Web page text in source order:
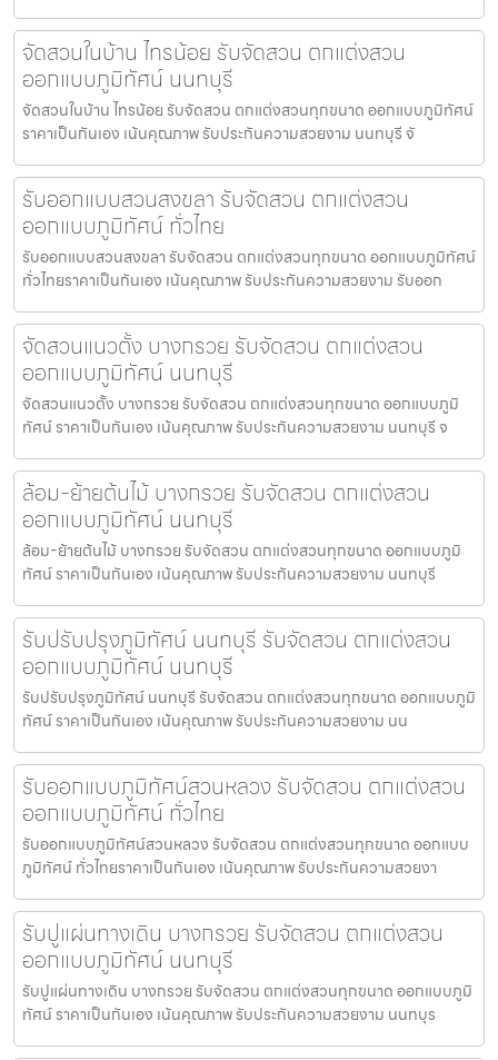
จัดสวนในบ้าน ไทรน้อย รับจัดสวน ตกแต่งสวน
ออกแบบภูมิทัศน์ นนทบุรี
จัดสวนในบ้าน ไทรน้อย รับจัดสวน ตกแต่งสวนทุกขนาด ออกแบบภูมิทัศน์
ราคาเป็นกันเอง เน้นคุณภาพ รับประกันความสวยงาม นนทบุรี จั
รับออกแบบสวนสงขลา รับจัดสวน ตกแต่งสวน
ออกแบบภูมิทัศน์ ทั่วไทย
รับออกแบบสวนสงขลา รับจัดสวน ตกแต่งสวนทุกขนาด ออกแบบภูมิทัศน์
ทั่วไทยราคาเป็นกันเอง เน้นคุณภาพ รับประกันความสวยงาม รับออก
จัดสวนแนวตั้ง บางกรวย รับจัดสวน ตกแต่งสวน
ออกแบบภูมิทัศน์ นนทบุรี
จัดสวนแนวตั้ง บางกรวย รับจัดสวน ตกแต่งสวนทุกขนาด ออกแบบภูมิ
ทัศน์ ราคาเป็นกันเอง เน้นคุณภาพ รับประกันความสวยงาม นนทบุรี จ
ล้อม-ย้ายต้นไม้ บางกรวย รับจัดสวน ตกแต่งสวน
ออกแบบภูมิทัศน์ นนทบุรี
ล้อม-ย้ายต้นไม้ บางกรวย รับจัดสวน ตกแต่งสวนทุกขนาด ออกแบบภูมิ
ทัศน์ ราคาเป็นกันเอง เน้นคุณภาพ รับประกันความสวยงาม นนทบุรี
รับปรับปรุงภูมิทัศน์ นนทบุรี รับจัดสวน ตกแต่งสวน
ออกแบบภูมิทัศน์ นนทบุรี
รับปรับปรุงภูมิทัศน์ นนทบุรี รับจัดสวน ตกแต่งสวนทุกขนาด ออกแบบภูมิ
ทัศน์ ราคาเป็นกันเอง เน้นคุณภาพ รับประกันความสวยงาม นน
รับออกแบบภูมิทัศน์สวนหลวง รับจัดสวน ตกแต่งสวน
ออกแบบภูมิทัศน์ ทั่วไทย
รับออกแบบภูมิทัศน์สวนหลวง รับจัดสวน ตกแต่งสวนทุกขนาด ออกแบบ
ภูมิทัศน์ ทั่วไทยราคาเป็นกันเอง เน้นคุณภาพ รับประกันความสวยงา
รับปูแผ่นทางเดิน บางกรวย รับจัดสวน ตกแต่งสวน
ออกแบบภูมิทัศน์ นนทบุรี
รับปูแผ่นทางเดิน บางกรวย รับจัดสวน ตกแต่งสวนทุกขนาด ออกแบบภูมิ
ทัศน์ ราคาเป็นกันเอง เน้นคุณภาพ รับประกันความสวยงาม นนทบุร